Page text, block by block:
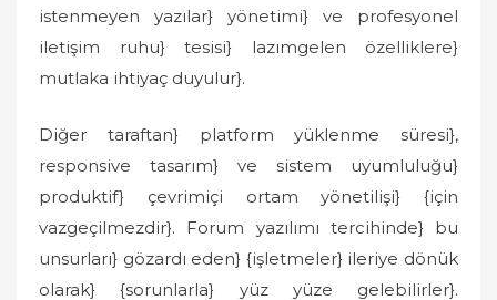
istenmeyen yazılar} yönetimi} ve profesyonel
iletişim ruhu} tesisi} lazımgelen özelliklere}
mutlaka ihtiyaç duyulur}.
Diğer taraftan} platform yüklenme süresi},
responsive tasarım} ve sistem uyumluluğu}
produktif} çevrimiçi ortam yönetilişi} {için
vazgeçilmezdir}. Forum yazılımı tercihinde} bu
unsurları} gözardı eden} {işletmeler} ileriye dönük
olarak} {sorunlarla} yüz yüze gelebilirler}.